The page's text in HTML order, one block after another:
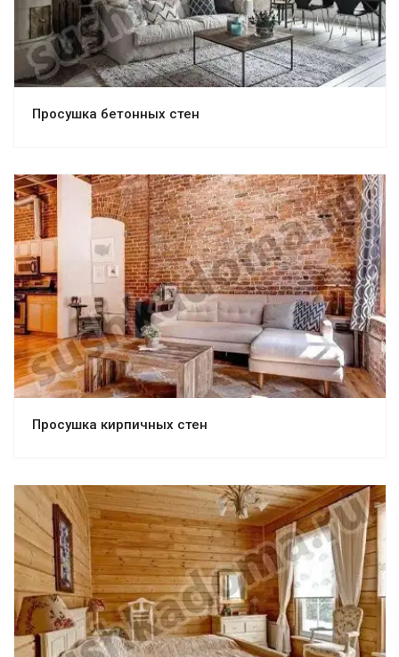
Просушка бетонных стен
Просушка кирпичных стен